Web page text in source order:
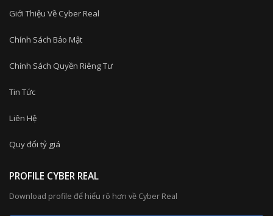
Giới Thiệu Về Cyber Real
Chính Sách Bảo Mật
Chính Sách Quyền Riêng Tư
Tin Tức
Liên Hệ
Quy đổi tỷ giá
PROFILE CYBER REAL
Download profile để hiểu rõ hơn về Cyber Real